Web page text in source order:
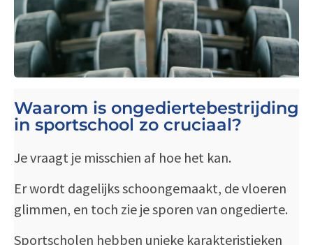
Waarom is ongediertebestrijding
in sportschool zo cruciaal?
Je vraagt je misschien af hoe het kan.
Er wordt dagelijks schoongemaakt, de vloeren
glimmen, en toch zie je sporen van ongedierte.
Sportscholen hebben unieke karakteristieken